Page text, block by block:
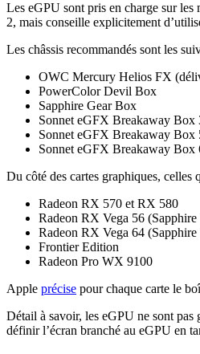
Les eGPU sont pris en charge sur
2, mais conseille explicitement
Les châssis recommandés sont les
OWC Mercury Helios FX
PowerColor Devil Box
Sapphire Gear Box
Sonnet eGFX Breakaway Box
Sonnet eGFX Breakaway Box
Sonnet eGFX Breakaway Box
Du côté des cartes graphiques,
Radeon RX 570 et RX 580
Radeon RX Vega 56
Radeon RX Vega 64
Frontier Edition
Radeon Pro WX 9100
Apple précise pour chaque carte le
Détail à savoir, les eGPU ne sont
définir l’écran branché au eGPU en